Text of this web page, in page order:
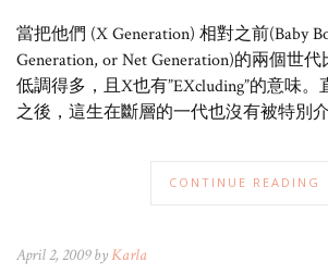
當把他們 (X Generation) 相對之前(Baby
Generation, or Net Generation)的兩個世
低調得多，且X也有”EXcluding”的意味。
之後，這生在斷層的一代也沒有被特別介
CONTINUE READING
April 2, 2009 byKarla